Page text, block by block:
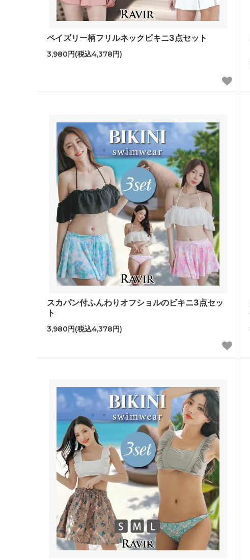
ペイズリー柄フリルネックビキニ3点セット
3,980円(税込4,378円)
スカパン付ふんわりオフショルのビキニ3点セッ
ト
3,980円(税込4,378円)